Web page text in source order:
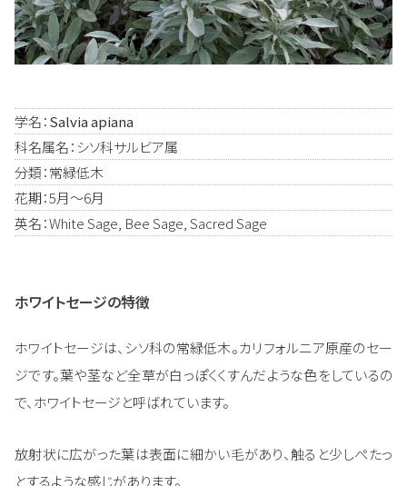
学名：Salvia apiana
科名属名：シソ科サルビア属
分類：常緑低木
花期：5月～6月
英名：White Sage, Bee Sage, Sacred Sage
ホワイトセージの特徴
ホワイトセージは、シソ科の常緑低木。カリフォルニア原産のセー
ジです。葉や茎など全草が白っぽくくすんだような色をしているの
で、ホワイトセージと呼ばれています。
放射状に広がった葉は表面に細かい毛があり、触ると少しぺたっ
とするような感じがあります。